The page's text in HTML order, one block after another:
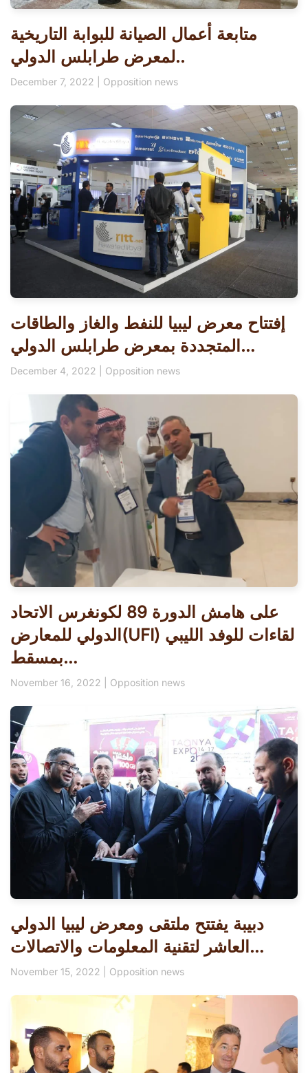
متابعة أعمال الصيانة للبوابة التاريخية
لمعرض طرابلس الدولي..
December 7, 2022 Opposition news
إفتتاح معرض ليبيا للنفط والغاز والطاقات
المتجددة بمعرض طرابلس الدولي…
December 4, 2022 Opposition news
على هامش الدورة 89 لكونغرس الاتحاد
الدولي للمعارض(UFI) لقاءات للوفد الليبي
بمسقط…
November 16, 2022 Opposition news
دبيبة يفتتح ملتقى ومعرض ليبيا الدولي
العاشر لتقنية المعلومات والاتصالات…
November 15, 2022 Opposition news